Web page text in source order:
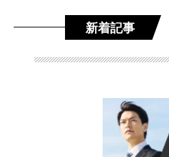
新着記事